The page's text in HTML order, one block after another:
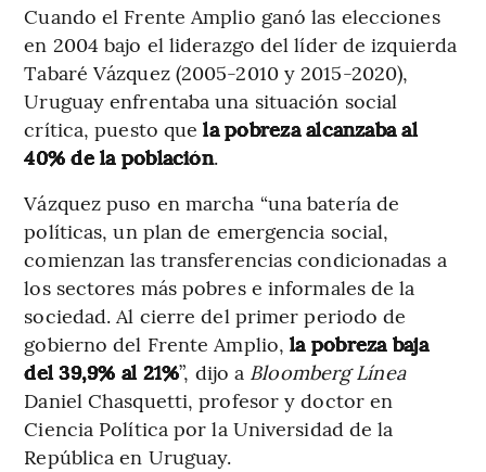
Cuando el Frente Amplio ganó las elecciones
en 2004 bajo el liderazgo del líder de izquierda
Tabaré Vázquez (2005-2010 y 2015-2020),
Uruguay enfrentaba una situación social
crítica, puesto quela pobreza alcanzaba al
40% de la población.
Vázquez puso en marcha “una batería de
políticas, un plan de emergencia social,
comienzan las transferencias condicionadas a
los sectores más pobres e informales de la
sociedad. Al cierre del primer periodo de
gobierno del Frente Amplio,la pobreza baja
del 39,9% al 21%”, dijo a Bloomberg Línea
Daniel Chasquetti, profesor y doctor en
Ciencia Política por la Universidad de la
República en Uruguay.